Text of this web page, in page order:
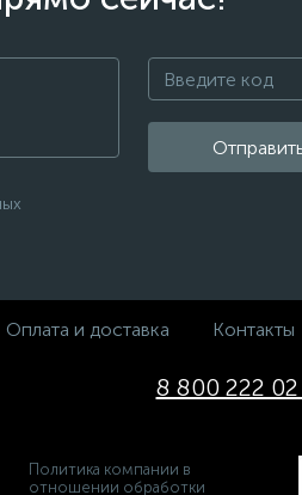
Оплата и доставка Контакты
8 800 222
Политика компании в
отношении обработки